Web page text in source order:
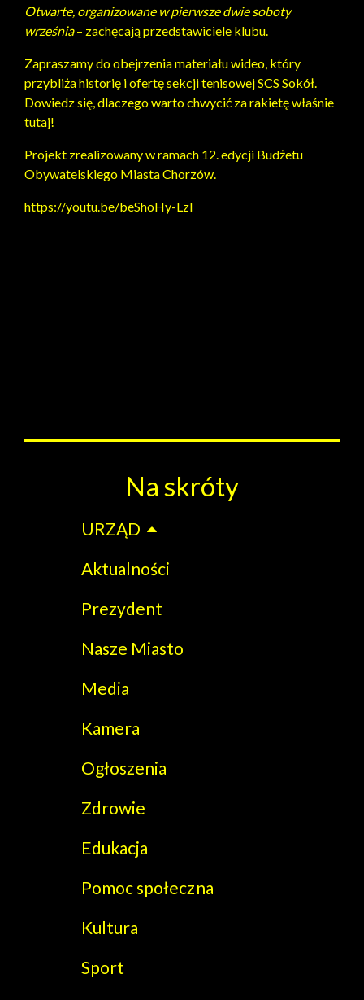
Otwarte, organizowane w pierwsze dwie soboty
września– zachęcają przedstawiciele klubu.
Zapraszamy do obejrzenia materiału wideo, który
przybliża historię i ofertę sekcji tenisowej SCS Sokół.
Dowiedz się, dlaczego warto chwycić za rakietę właśnie
tutaj!
Projekt zrealizowany w ramach 12. edycji Budżetu
Obywatelskiego Miasta Chorzów.
https://youtu.be/beShoHy-LzI
Na skróty
URZĄD
Aktualności
Prezydent
Nasze Miasto
Media
Kamera
Ogłoszenia
Zdrowie
Edukacja
Pomoc społeczna
Kultura
Sport